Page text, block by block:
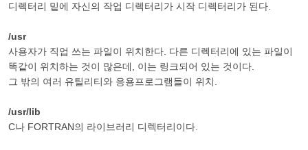
디렉터리 밑에 자신의 작업 디렉터리가 시작 디렉터리가 된다.
/usr
사용자가 직업 쓰는 파일이 위치한다. 다른 디렉터리에 있는 파일이
똑같이 위치하는 것이 많은데, 이는 링크되어 있는 것이다.
그 밖의 여러 유틸리티와 응용프로그램들이 위치.
/usr/lib
C나 FORTRAN의 라이브러리 디렉터리이다.